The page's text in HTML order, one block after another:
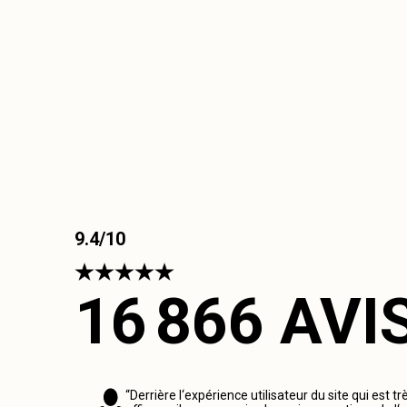
9.4/10
16 866
“Derrière l‘expérience utilisateur du site qui est